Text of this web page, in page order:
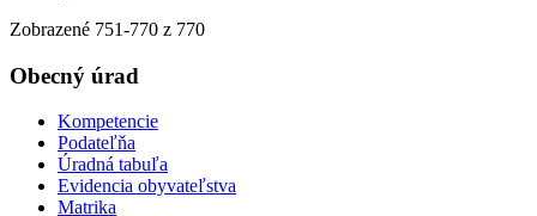
Zobrazené 751-770 z 770
Obecný úrad
Kompetencie
Podateľňa
Úradná tabuľa
Evidencia obyvateľstva
Matrika